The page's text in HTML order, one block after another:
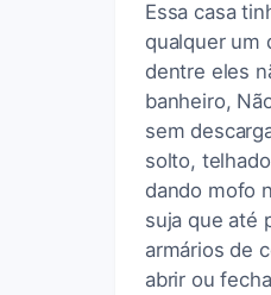
Essa casa
qualquer um
dentre eles
banheiro,
sem
solto,
dando mofo
suja que até
armários de
abrir ou